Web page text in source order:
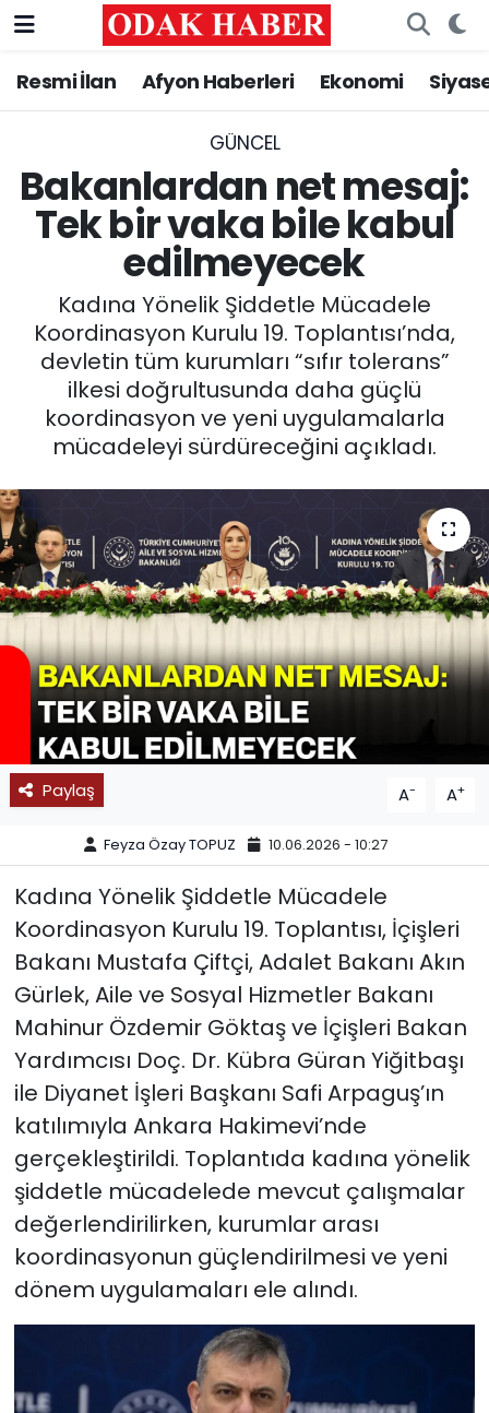
Resmi İlan Afyon Haberleri Ekonomi
GÜNCEL
Bakanlardan net mesaj:
Tek bir vaka bile kabul
edilmeyecek
Kadına Yönelik Şiddetle Mücadele
Koordinasyon Kurulu 19. Toplantısı’nda,
devletin tüm kurumları “sıfır tolerans”
ilkesi doğrultusunda daha güçlü
koordinasyon ve yeni uygulamalarla
mücadeleyi sürdüreceğini açıkladı.
Paylaş A- A+
Feyza Özay TOPUZ 10.06.2026 - 10:27
Kadına Yönelik Şiddetle Mücadele
Koordinasyon Kurulu 19. Toplantısı, İçişleri
Bakanı Mustafa Çiftçi, Adalet Bakanı Akın
Gürlek, Aile ve Sosyal Hizmetler Bakanı
Mahinur Özdemir Göktaş ve İçişleri Bakan
Yardımcısı Doç. Dr. Kübra Güran Yiğitbaşı
ile Diyanet İşleri Başkanı Safi Arpaguş’ın
katılımıyla Ankara Hakimevi’nde
gerçekleştirildi. Toplantıda kadına yönelik
şiddetle mücadelede mevcut çalışmalar
değerlendirilirken, kurumlar arası
koordinasyonun güçlendirilmesi ve yeni
dönem uygulamaları ele alındı.
AFYONKARAHİSAR HABERLERİ
ASAYİŞ
GÜNCEL
SİYASET
EĞİTİM
MAGAZİN
SPOR
11:11 MANŞET
Afyonkarahisar Nöbetçi Eczaneler
Afyonkarahisar Hava Durumu
Afyonkarahisar Namaz Vakitleri
Afyonkarahisar Trafik Yoğunluk Haritası
Süper Lig Puan Durumu ve Fikstür
Tüm Manşetler
Son Dakika Haberleri